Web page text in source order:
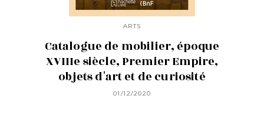
ARTS
Catalogue de mobilier, époque
XVIIIe siècle, Premier Empire,
objets d'art et de curiosité
01/12/2020